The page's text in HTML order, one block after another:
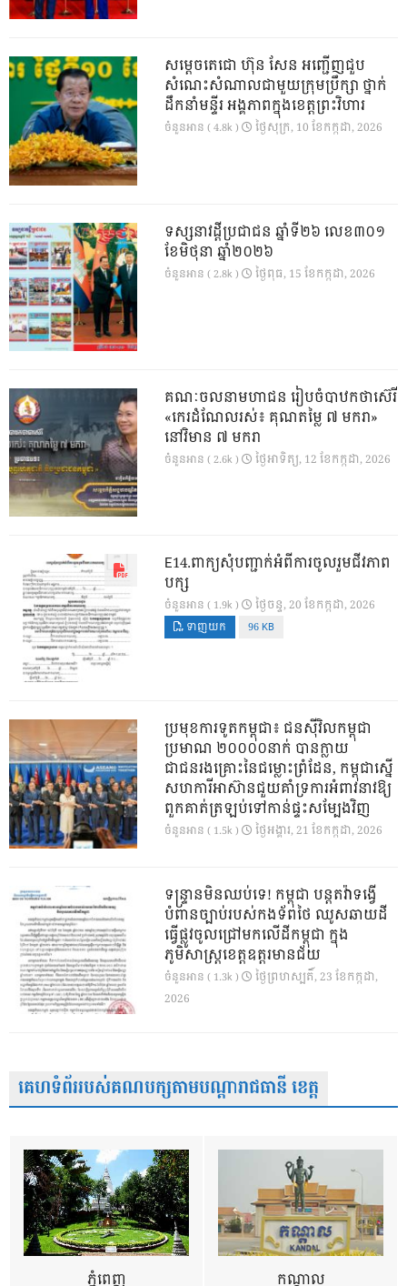
សម្តេចតេជោ ហ៊ុន សែន អញ្ជើញជួប
សំណេះសំណាលជាមួយក្រុមប្រឹក្សា ថ្នាក់
ដឹកនាំមន្ទីរ អង្គភាពក្នុងខេត្តព្រះវិហារ
ចំនួនអាន ( 4.8k ) ថ្ងៃ​សុក្រ, 10 ខែ​កក្កដា, 2026
ទស្សនាវដ្ដីប្រជាជន ឆ្នាំទី២៦ លេខ៣០១
ខែមិថុនា ឆ្នាំ២០២៦
ចំនួនអាន ( 2.8k ) ថ្ងៃ​ពុធ, 15 ខែ​កក្កដា, 2026
គណៈចលនាមហាជន រៀបចំបាឋកថាស៊េរី
«កេរដំណែលរស់៖ គុណតម្លៃ ៧ មករា»
នៅវិមាន ៧ មករា
ចំនួនអាន ( 2.6k ) ថ្ងៃ​អាទិត្យ, 12 ខែ​កក្កដា, 2026
E14.ពាក្យសុំបញ្ជាក់អំពីការចូលរួមជីវភាព
បក្ស
ចំនួនអាន ( 1.9k ) ថ្ងៃ​ចន្ទ, 20 ខែ​កក្កដា, 2026
ទាញយក 96 KB
ប្រមុខការទូតកម្ពុជា៖ ជនស៊ីវិលកម្ពុជា
ប្រមាណ ២០០០០នាក់ បានក្លាយ
ជាជនរងគ្រោះនៃជម្លោះព្រំដែន, កម្ពុជាស្នើ
សហការីអាស៊ានជួយគាំទ្រការអំពាវនាវឱ្យ
ពួកគាត់ត្រឡប់ទៅកាន់ផ្ទះសម្បែងវិញ
ចំនួនអាន ( 1.5k ) ថ្ងៃ​អង្គារ, 21 ខែ​កក្កដា, 2026
ទន្ទ្រានមិនឈប់ទេ! កម្ពុជា បន្តតវ៉ាទង្វើ
បំពានច្បាប់របស់កងទ័ពថៃ ឈូសឆាយដី
ធ្វើផ្លូវចូលជ្រៅមកលើដីកម្ពុជា ក្នុង
ភូមិសាស្ត្រខេត្តឧត្តរមានជ័យ
ចំនួនអាន ( 1.3k )
ថ្ងៃ​ព្រហស្បតិ៍, 23 ខែ​កក្កដា,
2026
គេហទំព័ររបស់គណបក្សតាមបណ្តារាជធានី ខេត្ត
ភ្នំពេញ កណ្តាល